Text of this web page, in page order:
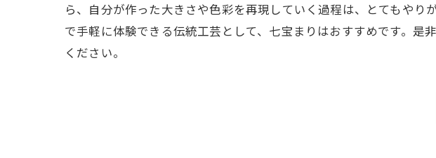
ら、自分が作った大きさや色彩を再現していく過程は、とてもや
で手軽に体験できる伝統工芸として、七宝まりはおすすめです。
ください。